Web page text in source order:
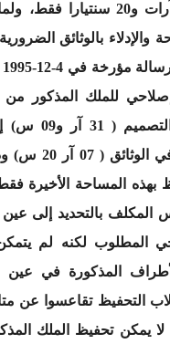
للمطلب تبلغ فقط 7 آرات و20
والإدلاء بالوثائق
إصلاحي للملك المذكور
المساحة
المصرح بها
المساحة الأخيرة
المهندس المكلف بالتحديد إلى
المطلوب لكنه لم
المذكورة في عين
التحفيظ تقاعسوا عن
يمكن تحفيظ الملك